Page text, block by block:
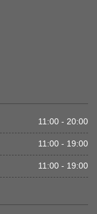
11:00 - 20:00
11:00 - 19:00
11:00 - 19:00